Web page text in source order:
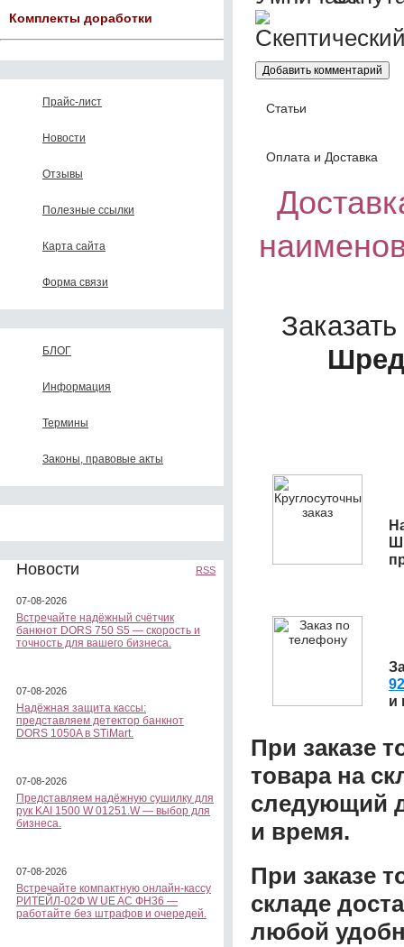
Комплекты доработки
Прайс-лист
Новости
Отзывы
Полезные ссылки
Карта сайта
Форма связи
БЛОГ
Информация
Термины
Законы, правовые акты
Новости RSS
07-08-2026
Встречайте надёжный счётчик
банкнот DORS 750 S5 — скорость и
точность для вашего бизнеса.
07-08-2026
Надёжная защита кассы:
представляем детектор банкнот
DORS 1050A в STiMart.
07-08-2026
Представляем надёжную сушилку для
рук KAI 1500 W 01251.W — выбор для
бизнеса.
07-08-2026
Встречайте компактную онлайн-кассу
РИТЕЙЛ-02Ф W UE AC ФН36 —
работайте без штрафов и очередей.
Статьи
Оплата и Доставка
и
При заказе
товара на
следующий
и время.
При заказе
складе
любой